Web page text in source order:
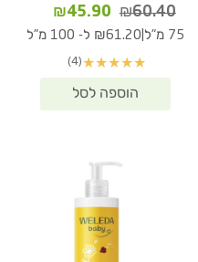
₪60.40
המחיר
המקורי
₪60.40.
₪45.90
הנוכחי
75 מ"ל ₪61.20 ל- 100 מ"ל
★
★
★
★
★
(4)